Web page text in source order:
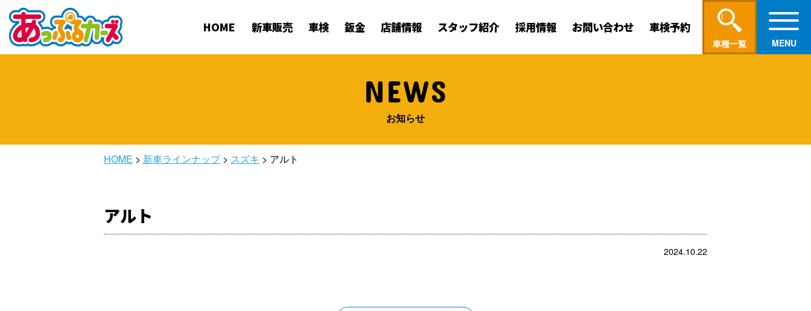
HOME 新車販売 車検 鈑金 店舗情報 スタッフ紹介 採用情報 お問い合わせ 車検予約
車種一覧
NEWS
お知らせ
HOME > 新車ラインナップ> スズキ > アルト
アルト
2024.10.22